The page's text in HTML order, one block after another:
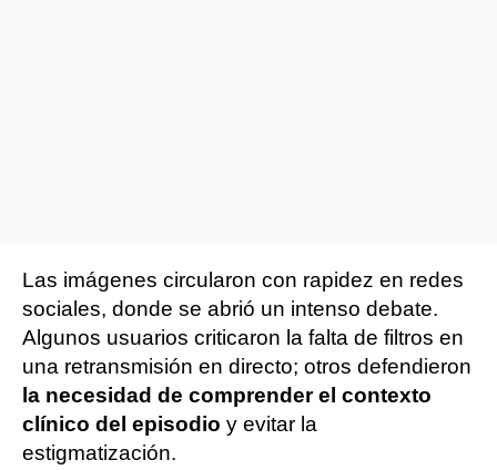
Las imágenes circularon con rapidez en redes
sociales, donde se abrió un intenso debate.
Algunos usuarios criticaron la falta de filtros en
una retransmisión en directo; otros defendieron
la necesidad de comprender el contexto
clínico del episodio y evitar la
estigmatización.